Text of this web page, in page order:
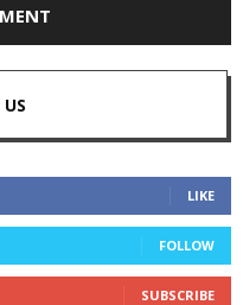
LIKE
FOLLOW
SUBSCRIBE